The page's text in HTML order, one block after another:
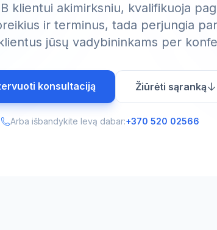
klientui akimirksniu, kvalifikuoja
ir terminus, tada perjungia
jūsų vadybininkams per
konsultaciją Žiūrėti sąranką
Arba išbandykite Ievą dabar:+370 520 02566